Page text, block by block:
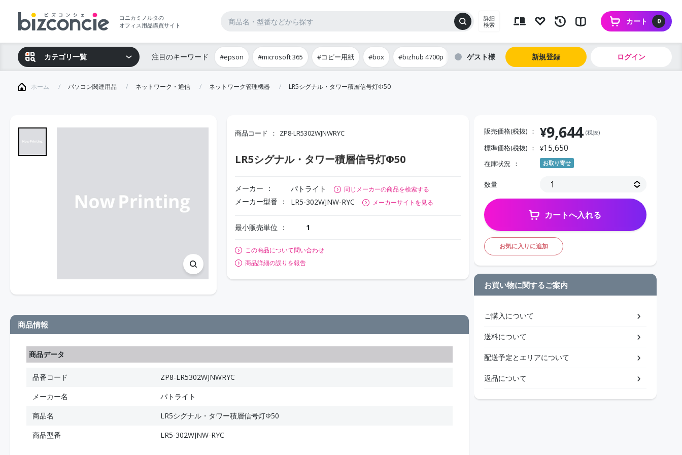
コニカミノルタの
オフィス用品購買サイト
詳細
検索
0
カート
カテゴリ一覧 注目のキーワード #epson #microsoft 365 #コピー用紙 #box #bizhub 4700p ゲスト 新規登録 ログイン
ホーム パソコン関連用品 ネットワーク・通信 ネットワーク管理機器 LR5シグナル・タワー積層信号灯Φ50
商品コード ZP8-LR5302WJNWRYC
LR5シグナル・タワー積層信号灯Φ50
メーカー パトライト 同じメーカーの商品を検索する
メーカー型番 LR5-302WJNW-RYC メーカーサイトを見る
最小販売単位 1
この商品について問い合わせ
商品詳細の誤りを報告
商品情報
商品データ
品番コード
ZP8-LR5302WJNWRYC
メーカー名
パトライト
商品名
LR5シグナル・タワー積層信号灯Φ50
商品型番
LR5-302WJNW-RYC
販売価格(税抜) ¥9,644 (税抜)
標準価格(税抜) ¥15,650
在庫状況 お取り寄せ
数量
カートへ入れる
お気に入りに追加
お買い物に関するご案内
ご購入について
送料について
配送予定とエリアについて
返品について